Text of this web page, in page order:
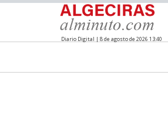
Diario Digital | 8 de agosto de 2026 13:40